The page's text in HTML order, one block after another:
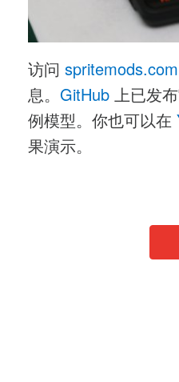
访问 spritemods.com
息。 GitHub 上已发
例模型。你也可以在
果演示。